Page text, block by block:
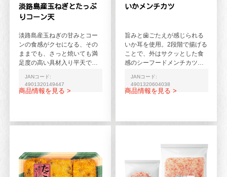
淡路島産玉ねぎとたっぷ
りコーン天
淡路島産玉ねぎの甘みとコー
ンの食感がクセになる、その
ままでも、さっと焼いても満
足度の高い具材入り平天で
プ。
JANコード:
4901320149447
商品情報を見る >
いかメンチカツ
旨みと歯ごたえが感じられる
いか耳を使用。2段階で揚げる
ことで、外はサクッとした食
感のシーフードメンチカツで
JANコード:
4901320604038
商品情報を見る >